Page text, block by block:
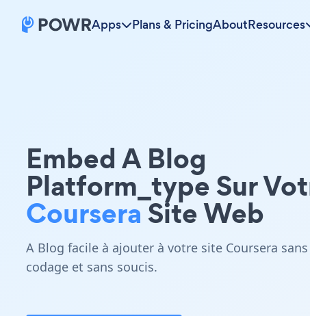
Apps Plans & PricingAboutResources
Embed A Blog
Platform_type Sur
CourseraSite Web
A Blog facile à ajouter à votre site Coursera sans
codage et sans soucis.